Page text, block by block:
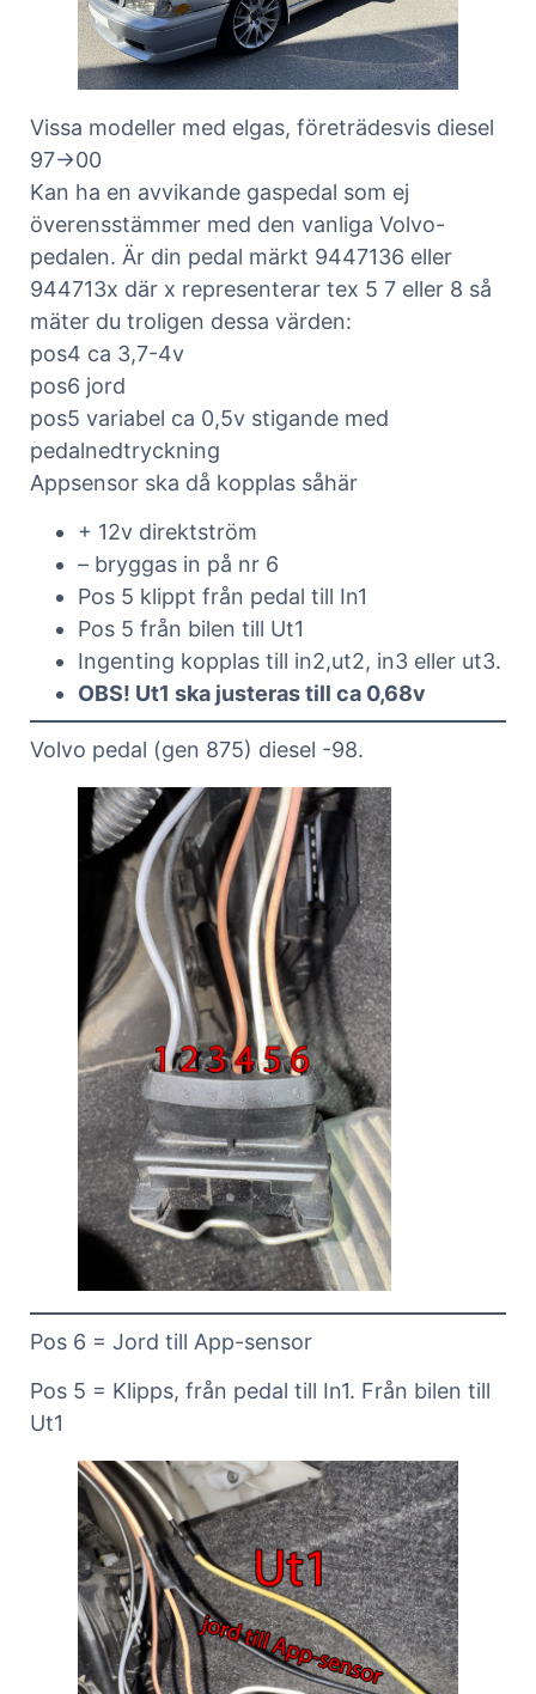
Vissa modeller med elgas, företrädesvis diesel
97->00
Kan ha en avvikande gaspedal som ej
överensstämmer med den vanliga Volvo-
pedalen. Är din pedal märkt 9447136 eller
944713x där x representerar tex 5 7 eller 8 så
mäter du troligen dessa värden:
pos4 ca 3,7-4v
pos6 jord
pos5 variabel ca 0,5v stigande med
pedalnedtryckning
Appsensor ska då kopplas såhär
+ 12v direktström
– bryggas in på nr 6
Pos 5 klippt från pedal till In1
Pos 5 från bilen till Ut1
Ingenting kopplas till in2,ut2, in3 eller ut3.
OBS! Ut1 ska justeras till ca 0,68v
Volvo pedal (gen 875) diesel -98.
Pos 6 = Jord till App-sensor
Pos 5 = Klipps, från pedal till In1. Från bilen till
Ut1